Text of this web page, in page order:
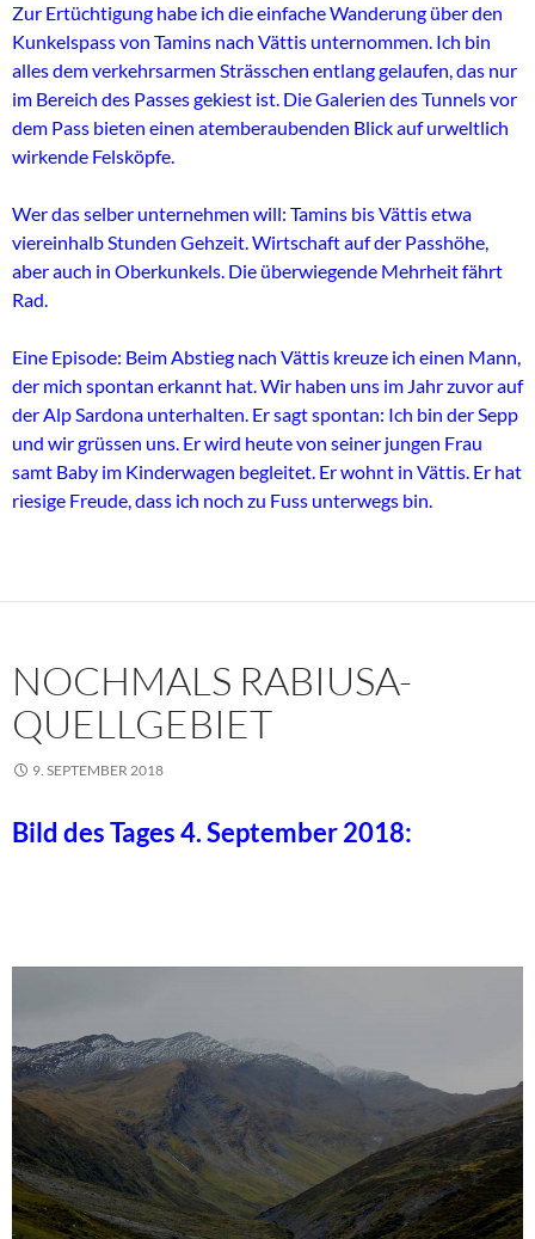
Zur Ertüchtigung habe ich die einfache Wanderung über den
Kunkelspass von Tamins nach Vättis unternommen. Ich bin
alles dem verkehrsarmen Strässchen entlang gelaufen, das nur
im Bereich des Passes gekiest ist. Die Galerien des Tunnels vor
dem Pass bieten einen atemberaubenden Blick auf urweltlich
wirkende Felsköpfe.
Wer das selber unternehmen will: Tamins bis Vättis etwa
viereinhalb Stunden Gehzeit. Wirtschaft auf der Passhöhe,
aber auch in Oberkunkels. Die überwiegende Mehrheit fährt
Rad.
Eine Episode: Beim Abstieg nach Vättis kreuze ich einen Mann,
der mich spontan erkannt hat. Wir haben uns im Jahr zuvor auf
der Alp Sardona unterhalten. Er sagt spontan: Ich bin der Sepp
und wir grüssen uns. Er wird heute von seiner jungen Frau
samt Baby im Kinderwagen begleitet. Er wohnt in Vättis. Er hat
riesige Freude, dass ich noch zu Fuss unterwegs bin.
NOCHMALS RABIUSA-
QUELLGEBIET
9. SEPTEMBER 2018
Bild des Tages 4. September 2018: